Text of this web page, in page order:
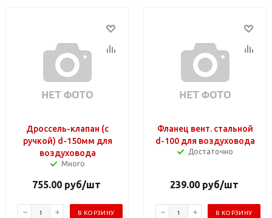
Дроссель-клапан (с
ручкой) d-150мм для
воздуховода
Много
755.00руб/шт
В КОРЗИНУ
Фланец вент. стальной
d-100 для воздуховода
Достаточно
239.00руб/шт
В КОРЗИНУ